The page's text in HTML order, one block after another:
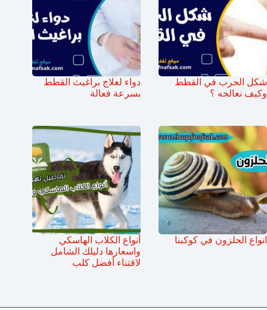
شكل الجرب في القطط
وكيف نعالجه ؟
دواء لعلاج براغيث القطط
بسرعة فعالة
انواع الحلزون في كوكبنا
أنواع الكلاب الهاسكي
واسعارها دليلك الشامل
لاقتناء أفضل كلب